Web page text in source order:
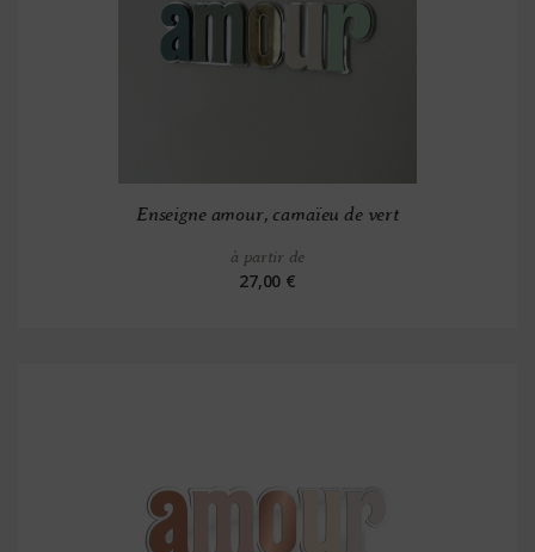
Enseigne amour, camaïeu de vert
à partir de
27,00 €